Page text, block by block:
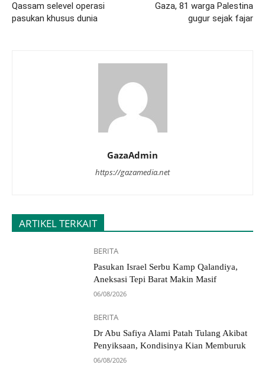
Qassam selevel operasi
pasukan khusus dunia
Gaza, 81 warga Palestina
gugur sejak fajar
GazaAdmin
https://gazamedia.net
ARTIKEL TERKAIT
BERITA
Pasukan Israel Serbu Kamp Qalandiya,
Aneksasi Tepi Barat Makin Masif
06/08/2026
BERITA
Dr Abu Safiya Alami Patah Tulang Akibat
Penyiksaan, Kondisinya Kian Memburuk
06/08/2026